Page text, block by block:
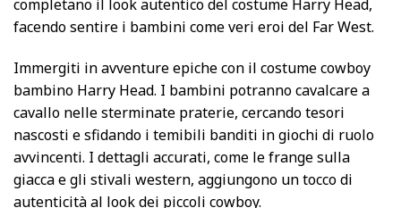
completano il look autentico del costume Harry Head,
facendo sentire i bambini come veri eroi del Far West.
Immergiti in avventure epiche con il costume cowboy
bambino Harry Head. I bambini potranno cavalcare a
cavallo nelle sterminate praterie, cercando tesori
nascosti e sfidando i temibili banditi in giochi di ruolo
avvincenti. I dettagli accurati, come le frange sulla
giacca e gli stivali western, aggiungono un tocco di
autenticità al look dei piccoli cowboy.